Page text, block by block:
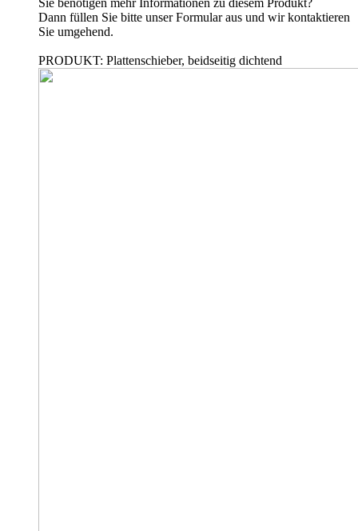
Sie benötigen mehr Informationen zu diesem Produkt?
Dann füllen Sie bitte unser Formular aus und wir kontaktieren
Sie umgehend.
PRODUKT: Plattenschieber, beidseitig dichtend